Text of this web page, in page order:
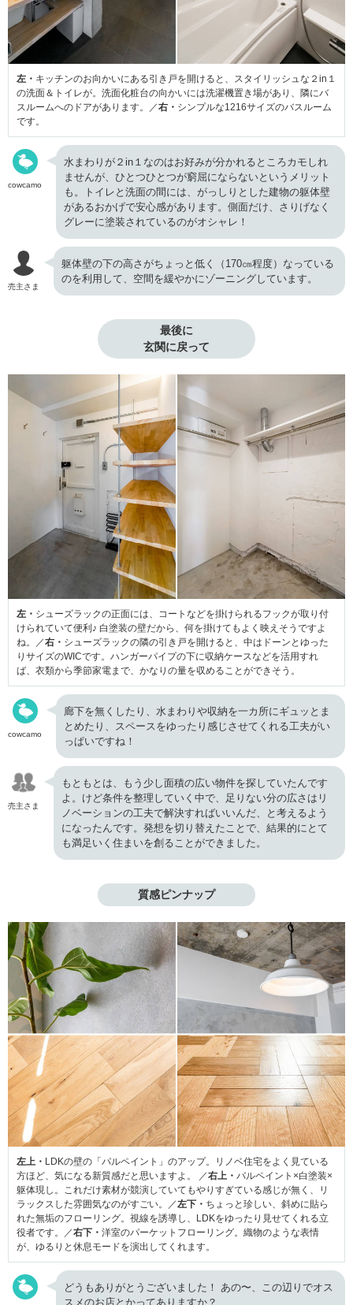
左・ キッチンのお向かいにある引き戸を開けると、スタイリッシュな２in１
の洗面＆トイレが。洗面化粧台の向かいには洗濯機置き場があり、隣にバ
スルームへのドアがあります。／右・ シンプルな1216サイズのバスルーム
です。
cowcamo
水まわりが２in１なのはお好みが分かれるところカモしれ
ませんが、ひとつひとつが窮屈にならないというメリット
も。トイレと洗面の間には、がっしりとした建物の躯体壁
があるおかげで安心感があります。側面だけ、さりげなく
グレーに塗装されているのがオシャレ！
売主さま
躯体壁の下の高さがちょっと低く（170㎝程度）なっている
のを利用して、空間を緩やかにゾーニングしています。
最後に
玄関に戻って
左・ シューズラックの正面には、コートなどを掛けられるフックが取り付
けられていて便利♪ 白塗装の壁だから、何を掛けてもよく映えそうですよ
ね。／右・ シューズラックの隣の引き戸を開けると、中はドーンとゆった
りサイズのWICです。ハンガーパイプの下に収納ケースなどを活用すれ
ば、衣類から季節家電まで、かなりの量を収めることができそう。
cowcamo
廊下を無くしたり、水まわりや収納を一カ所にギュッとま
とめたり、スペースをゆったり感じさせてくれる工夫がい
っぱいですね！
売主さま
もともとは、もう少し面積の広い物件を探していたんです
よ。けど条件を整理していく中で、足りない分の広さはリ
ノベーションの工夫で解決すればいいんだ、と考えるよう
になったんです。発想を切り替えたことで、結果的にとて
も満足いく住まいを創ることができました。
質感ピンナップ
左上・ LDKの壁の「パルペイント」のアップ。リノベ住宅をよく見ている
方ほど、気になる新質感だと思いますよ。 ／右上・ バルペイント×白塗装×
躯体現し。これだけ素材が競演していてもやりすぎている感じが無く、リ
ラックスした雰囲気なのがすごい。／左下・ ちょっと珍しい、斜めに貼ら
れた無垢のフローリング。視線を誘導し、LDKをゆったり見せてくれる立
役者です。／右下・ 洋室のパーケットフローリング。織物のような表情
が、ゆるりと休息モードを演出してくれます。
どうもありがとうございました！ あの〜、この辺りでオス
スメのお店とかってありますか？